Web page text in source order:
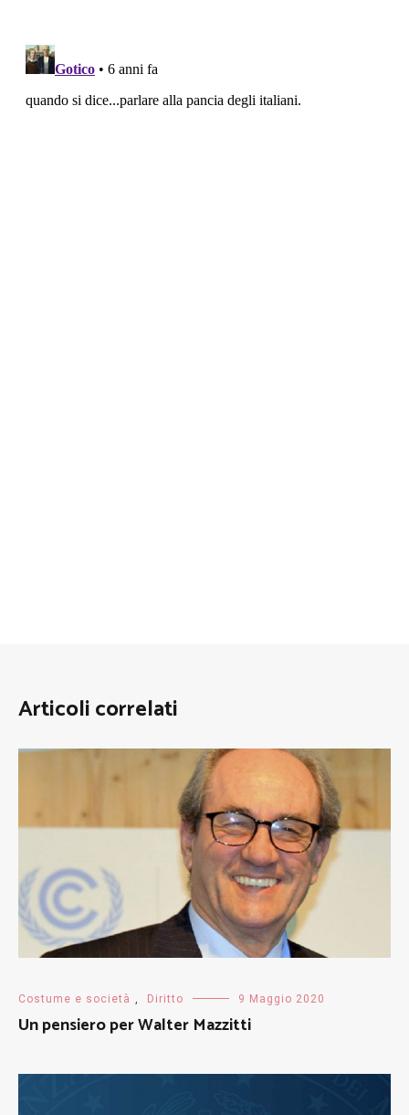
Articoli correlati
Costume e società , Diritto 9 Maggio 2020
Un pensiero per Walter Mazzitti